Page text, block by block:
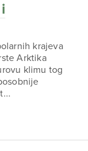
krajeva
Arktika
klimu tog